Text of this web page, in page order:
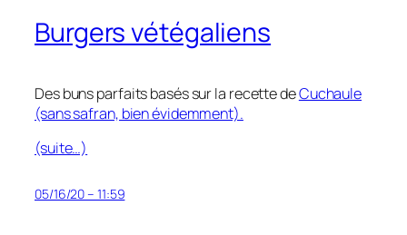
Burgers vétégaliens
Des buns parfaits basés sur la recette deCuchaule
(sans safran, bien évidemment).
(suite…)
05/16/20 – 11:59